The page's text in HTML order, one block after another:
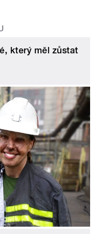
který měl zůstat